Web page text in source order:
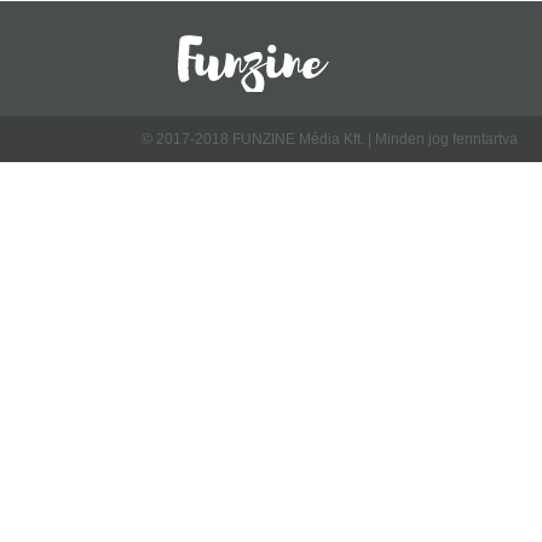
© 2017-2018 FUNZINE Média Kft. | Minden jog fenntartva